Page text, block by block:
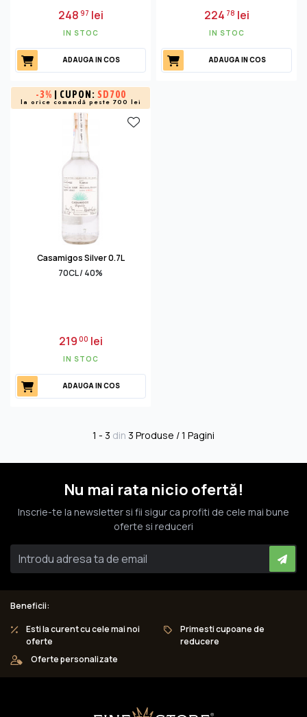
24897 lei
IN STOC
ADAUGA IN COS
224 78 lei
IN STOC
ADAUGA IN COS
-3% | CUPON: SD700
la orice comandă peste 700 lei
Casamigos Silver 0.7L
70CL / 40%
21900 lei
IN STOC
ADAUGA IN COS
1 - 3 din 3 Produse / 1 Pagini
Nu mai rata nicio ofertă!
Inscrie-te la newsletter si fii sigur ca profiti de cele mai bune
oferte si reduceri
Beneficii:
Esti la curent cu cele mai noi
oferte
Primesti cupoane de
reducere
Oferte personalizate